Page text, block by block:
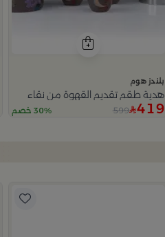
بلندز هوم
هدية طقم تقديم القهوة من نقاء
419
599 30% خصم